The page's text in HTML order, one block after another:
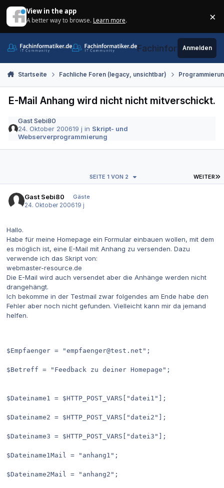
View in the app
A better way to browse. Learn more. ×
Fachinformatiker.de
Anmelden
Startseite Fachliche Foren (legacy, unsichtbar)
E-Mail Anhang wird nicht nicht mitverschickt.
Gast Sebi80
24. Oktober 200619 j in Skript- und
Webserverprogrammierung
WEITER
SEITE 1 VON 2
Gast Sebi80
Gäste
24. Oktober 200619 j
Hallo.
Habe für meine Homepage ein Formular einbauen wollen, mit dem
es möglich ist, eine E-Mail mit Anhang zu versenden. Dazu
verwende ich das Skript von:
webmaster-resource.de
Die E-Mail wird auch versendet aber die Anhänge werden nicht
drangehängt.
Ich bekomme in der Testmail zwar folgendes am Ende habe den
Fehler aber noch nicht gefunden. Vielleicht kann mir da jemand
helfen.
$Empfaenger = "empfaenger@test.net";
$Betreff = "Feedback zu deiner Homepage";
$Dateiname1 = $HTTP_POST_VARS["datei1"];
$Dateiname2 = $HTTP_POST_VARS["datei2"];
$Dateiname3 = $HTTP_POST_VARS["datei3"];
$Dateiname1Mail = "anhang1";
$Dateiname2Mail = "anhang2";